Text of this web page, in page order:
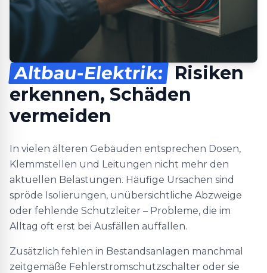
Altbau-Elektrik: Risiken
erkennen, Schäden
vermeiden
In vielen älteren Gebäuden entsprechen Dosen,
Klemmstellen und Leitungen nicht mehr den
aktuellen Belastungen. Häufige Ursachen sind
spröde Isolierungen, unübersichtliche Abzweige
oder fehlende Schutzleiter – Probleme, die im
Alltag oft erst bei Ausfällen auffallen.
Zusätzlich fehlen in Bestandsanlagen manchmal
zeitgemäße Fehlerstromschutzschalter oder sie